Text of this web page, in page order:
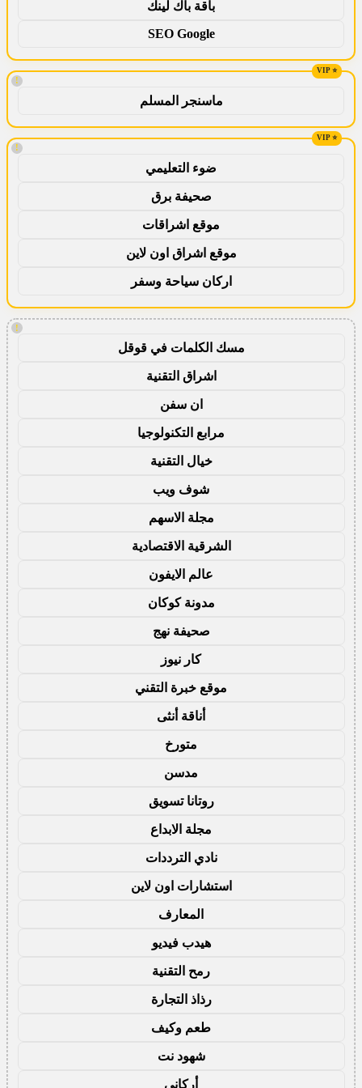
باقة باك لينك
SEO Google
!
ماسنجر المسلم
!
ضوء التعليمي
صحيفة برق
موقع اشراقات
موقع اشراق اون لاين
اركان سياحة وسفر
!
مسك الكلمات في قوقل
اشراق التقنية
ان سفن
مرابع التكنولوجيا
خيال التقنية
شوف ويب
مجلة الاسهم
الشرقية الاقتصادية
عالم الايفون
مدونة كوكان
صحيفة نهج
كار نيوز
موقع خبرة التقني
أناقة أنثى
متورخ
مدسن
روتانا تسويق
مجلة الابداع
نادي الترددات
استشارات اون لاين
المعارف
هيدب فيديو
رمح التقنية
رذاذ التجارة
طعم وكيف
شهود نت
أركاني